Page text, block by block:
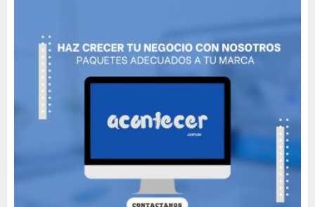
The full story of
Thailand’s extraordinary
cave rescue
Valentino Goes
Deliberately Feminine for
Fall 2018